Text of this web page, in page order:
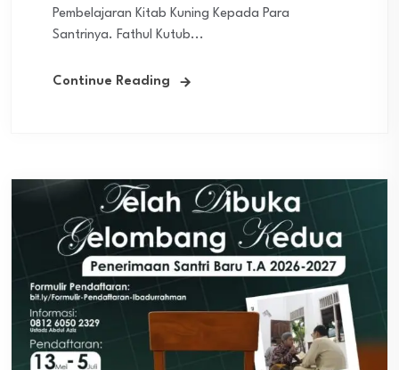
Pembelajaran Kitab Kuning Kepada Para
Santrinya. Fathul Kutub...
Continue Reading